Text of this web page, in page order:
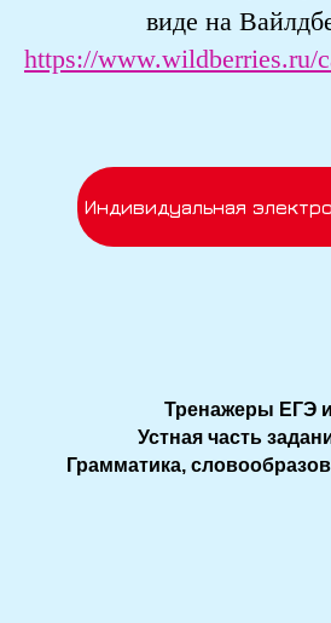
виде на
https://www.wildberries.ru/
Индивидуальная
Тренажеры ЕГЭ
Устная часть
Грамматика,